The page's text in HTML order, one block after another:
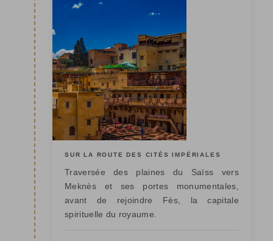
SUR LA ROUTE DES CITÉS IMPÉRIALES
Traversée des plaines du Saïss vers
Meknès et ses portes monumentales,
avant de rejoindre Fès, la capitale
spirituelle du royaume.